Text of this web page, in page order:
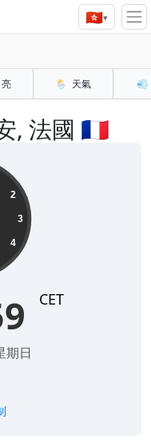
🇭🇰▾
亮 🌦️ 天氣 💨
, 法國 🇫🇷
2
3
4
CET
期日